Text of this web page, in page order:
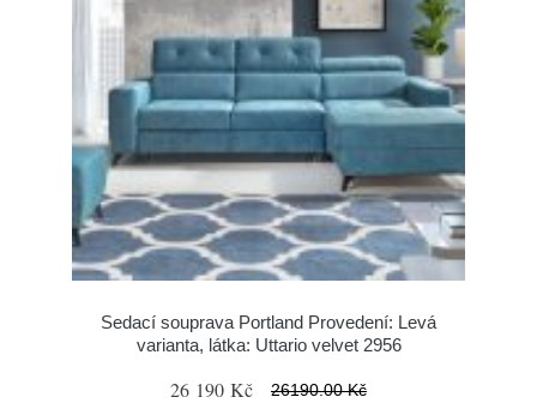
Sedací souprava Portland Provedení: Levá
varianta, látka: Uttario velvet 2956
26 190 Kč 26190.00 Kč